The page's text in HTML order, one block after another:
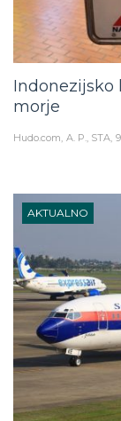
Indonezijsko
morje
Hudo.com A. P., STA
AKTUALNO